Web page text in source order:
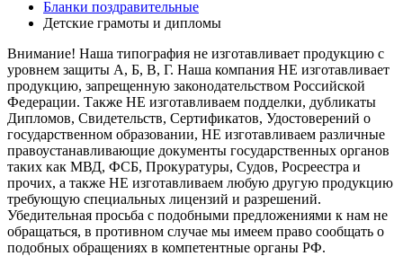
Бланки поздравительные
Детские грамоты и дипломы
Внимание! Наша типография не изготавливает продукцию с
уровнем защиты А, Б, В, Г. Наша компания НЕ изготавливает
продукцию, запрещенную законодательством Российской
Федерации. Также НЕ изготавливаем подделки, дубликаты
Дипломов, Свидетельств, Сертификатов, Удостоверений о
государственном образовании, НЕ изготавливаем различные
правоустанавливающие документы государственных органов
таких как МВД, ФСБ, Прокуратуры, Судов, Росреестра и
прочих, а также НЕ изготавливаем любую другую продукцию
требующую специальных лицензий и разрешений.
Убедительная просьба с подобными предложениями к нам не
обращаться, в противном случае мы имеем право сообщать о
подобных обращениях в компетентные органы РФ.